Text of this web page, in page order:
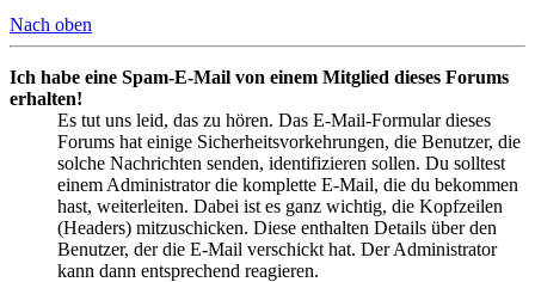
Nach oben
Ich habe eine Spam-E-Mail von einem Mitglied dieses Forums
erhalten!
Es tut uns leid, das zu hören. Das E-Mail-Formular dieses
Forums hat einige Sicherheitsvorkehrungen, die Benutzer, die
solche Nachrichten senden, identifizieren sollen. Du solltest
einem Administrator die komplette E-Mail, die du bekommen
hast, weiterleiten. Dabei ist es ganz wichtig, die Kopfzeilen
(Headers) mitzuschicken. Diese enthalten Details über den
Benutzer, der die E-Mail verschickt hat. Der Administrator
kann dann entsprechend reagieren.